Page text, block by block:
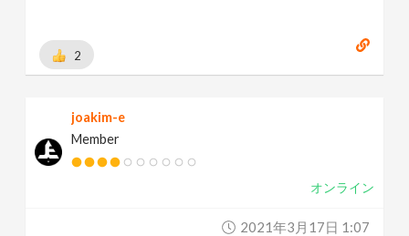
2
joakim-e
Member
オンライン
2021年3月17日 1:07